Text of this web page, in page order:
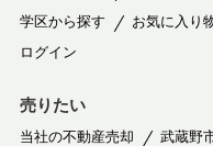
学区から探す
お気に入り
ログイン
売りたい
当社の不動産売却
武蔵野